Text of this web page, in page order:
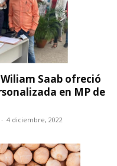
Saab ofreció
en MP de
- 4 diciembre, 2022